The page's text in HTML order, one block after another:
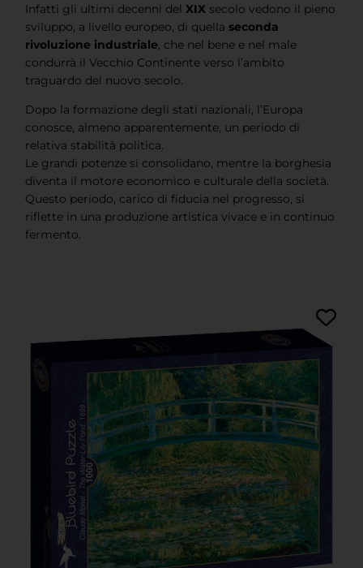
Infatti gli ultimi decenni del XIX secolo vedono il pieno
sviluppo, a livello europeo, di quella seconda
rivoluzione industriale , che nel bene e nel male
condurrà il Vecchio Continente verso l’ambito
traguardo del nuovo secolo.
Dopo la formazione degli stati nazionali, l’Europa
conosce, almeno apparentemente, un periodo di
relativa stabilità politica.
Le grandi potenze si consolidano, mentre la borghesia
diventa il motore economico e culturale della società.
Questo periodo, carico di fiducia nel progresso, si
riflette in una produzione artistica vivace e in continuo
fermento.